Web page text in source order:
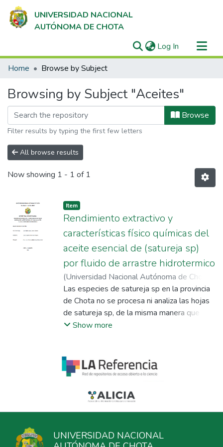
UNIVERSIDAD NACIONAL
AUTÓNOMA DE CHOTA
Log In (current)
Communities & Collections
Home Browse by Subject
Browsing by Subject "Aceites"
Browse
Filter results by typing the first few letters
All browse results
Now showing 1 - 1 of 1
Item
Rendimiento extractivo y
características físico químicas del
aceite esencial de (satureja sp)
por fluido de arrastre hidrotermico
(Universidad Nacional Autónoma de Chota
2018)Mejía Araujo, Cristian Editson;
Calderón Altamirano, Anacely;Medina
Valderrama, Carlos Javier
Las especies de satureja sp en la provincia
de Chota no se procesa ni analiza las hojas
de satureja sp, de la misma manera que el
aceite esencial, por lo que el rendimiento de
probable que el aceite en medicina esté
dando una contribución significante. El
evaluar el rendimiento de extracción y las
obtenida por fluido de arrastre hidrotermico.
Con la mayor posibilidad de ser útil para las
Show more
UNIVERSIDAD NACIONAL